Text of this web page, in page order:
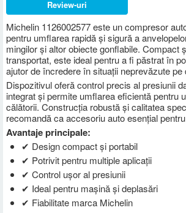
Michelin 1126002577 este un compresor
pentru umflarea rapidă și sigură a
mingilor și altor obiecte gonflabile. Compact
transportat, este ideal pentru a fi păstrat în
ajutor de încredere în situații neprevăzute pe
Dispozitivul oferă control precis al presiunii
integrat și permite umflarea eficientă pentru
călătorii. Construcția robustă și calitatea
recomandă ca accesoriu auto esențial
Avantaje principale:
✔ Design compact și portabil
✔ Potrivit pentru multiple aplicații
✔ Control ușor al presiunii
✔ Ideal pentru mașină și deplasări
✔ Fiabilitate marca Michelin
Review-uri